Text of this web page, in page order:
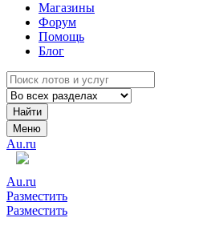
Магазины
Форум
Помощь
Блог
Найти
Меню
Au.ru
Au.ru
Разместить
Разместить